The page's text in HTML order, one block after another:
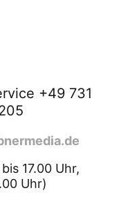
+49 731
17.00 Uhr,
Uhr)